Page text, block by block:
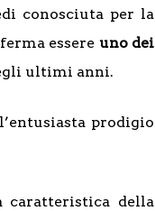
conosciuta per la
essere uno dei
ultimi anni.
prodigio
caratteristica della